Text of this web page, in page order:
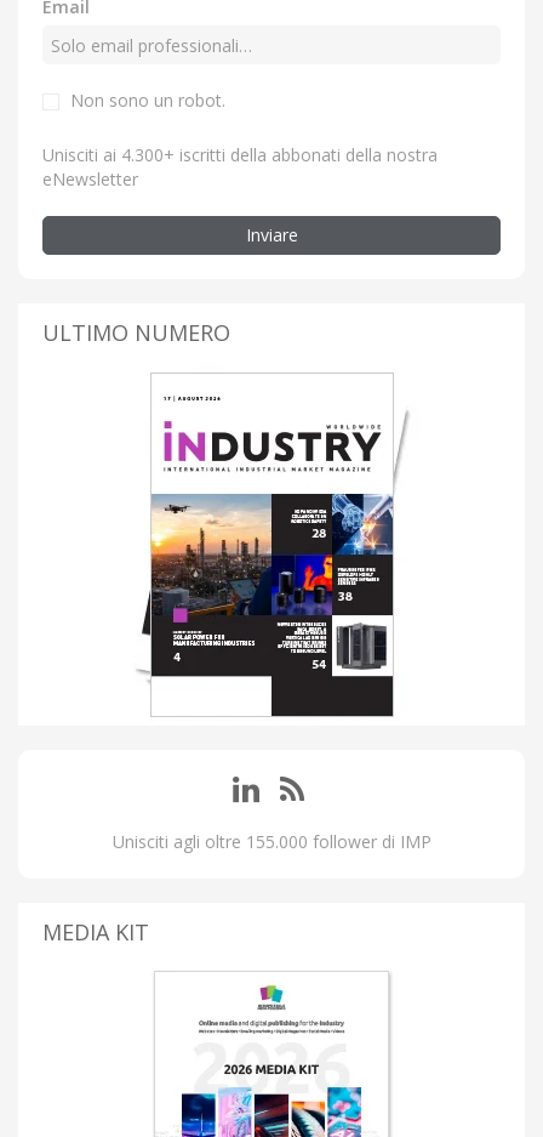
Email
Non sono un robot.
Unisciti ai 4.300+ iscritti della abbonati della nostra
eNewsletter
Inviare
ULTIMO NUMERO
Unisciti agli oltre 155.000 follower di IMP
MEDIA KIT